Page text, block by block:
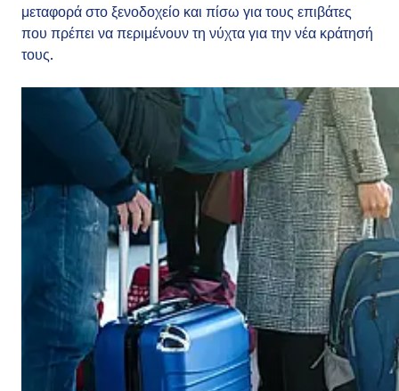
μεταφορά στο ξενοδοχείο και πίσω για τους επιβάτες
που πρέπει να περιμένουν τη νύχτα για την νέα κράτησή
τους.